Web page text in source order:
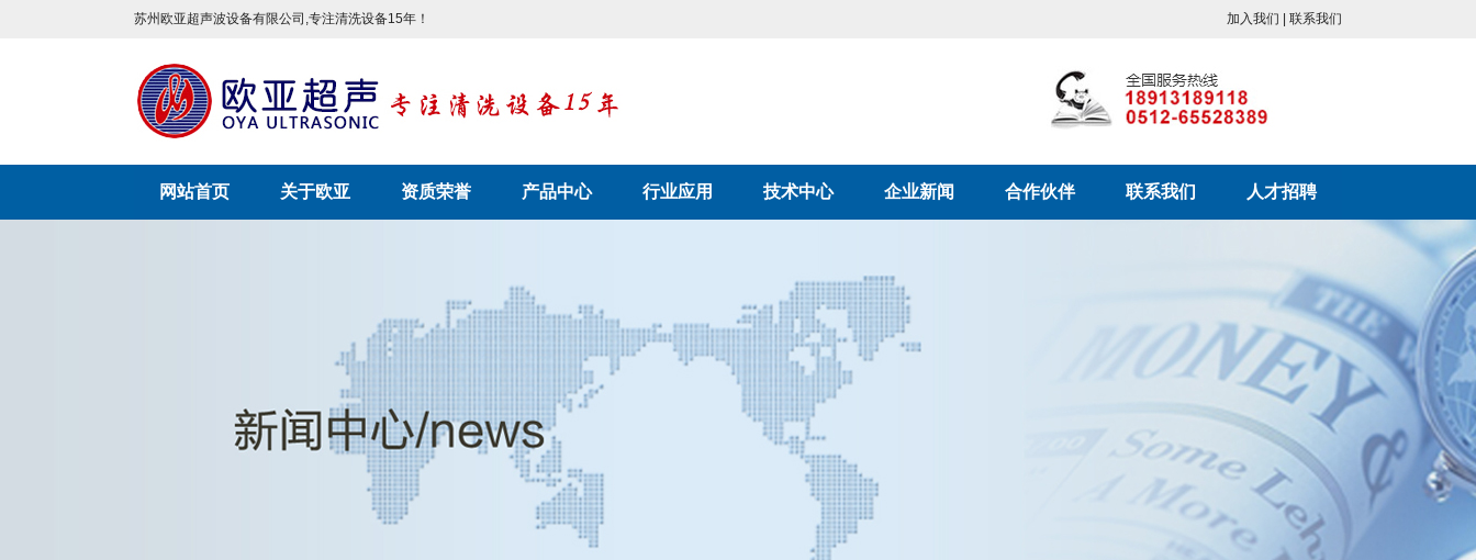
苏州欧亚超声波设备有限公司,专注清洗设备15年！ 加入我们 | 联系我们
网站首页 关于欧亚 资质荣誉 产品中心 行业应用 技术中心 企业新闻 合作伙伴 联系我们 人才招聘